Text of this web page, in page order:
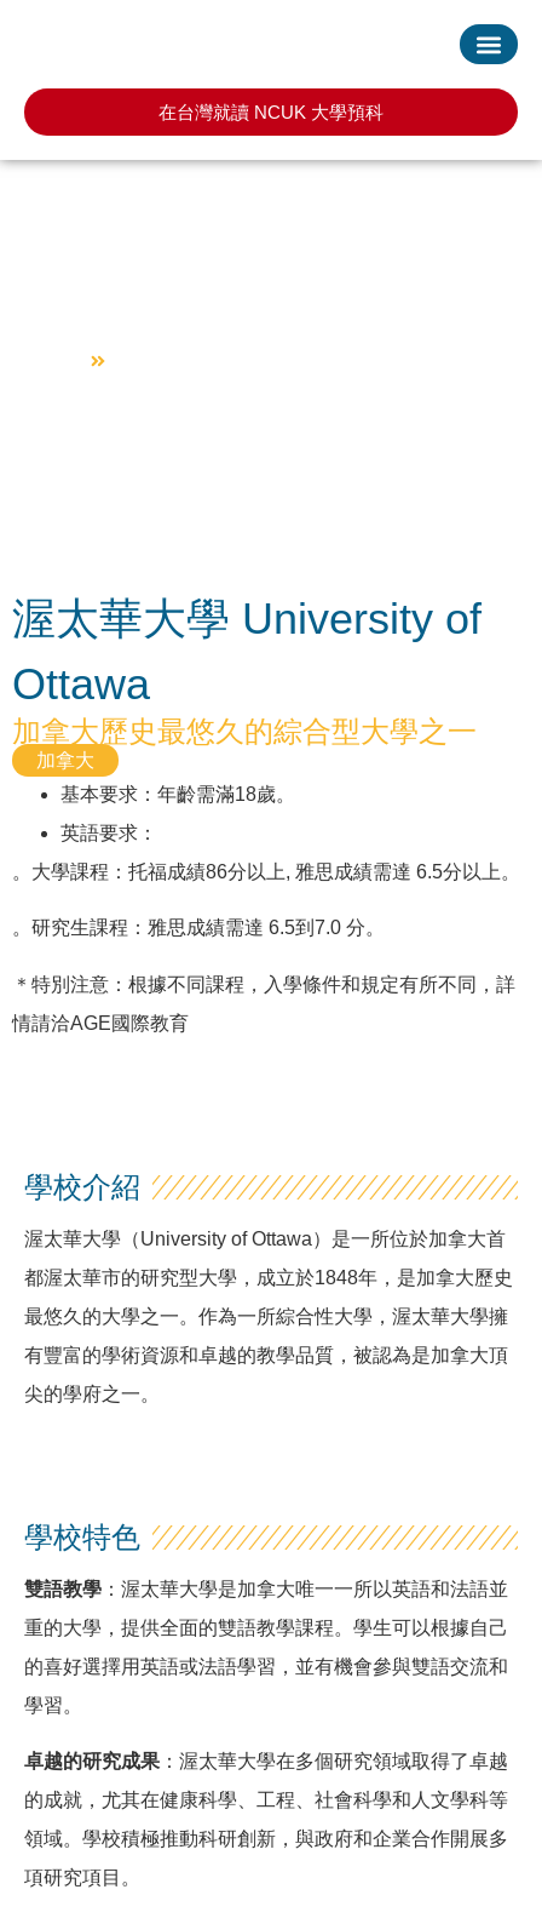
在台灣就讀 NCUK 大學預科
渥太華大學 University of
Ottawa
加拿大歷史最悠久的綜合型大學之一
加拿大
基本要求：年齡需滿18歲。
英語要求：
。大學課程：托福成績86分以上, 雅思成績需達 6.5分以上。
。研究生課程：雅思成績需達 6.5到7.0 分。
＊特別注意：根據不同課程，入學條件和規定有所不同，詳
情請洽AGE國際教育
學校介紹
渥太華大學（University of Ottawa）是一所位於加拿大首
都渥太華市的研究型大學，成立於1848年，是加拿大歷史
最悠久的大學之一。作為一所綜合性大學，渥太華大學擁
有豐富的學術資源和卓越的教學品質，被認為是加拿大頂
尖的學府之一。
學校特色
雙語教學 ：渥太華大學是加拿大唯一一所以英語和法語並
重的大學，提供全面的雙語教學課程。學生可以根據自己
的喜好選擇用英語或法語學習，並有機會參與雙語交流和
學習。
卓越的研究成果 ：渥太華大學在多個研究領域取得了卓越
的成就，尤其在健康科學、工程、社會科學和人文學科等
領域。學校積極推動科研創新，與政府和企業合作開展多
項研究項目。